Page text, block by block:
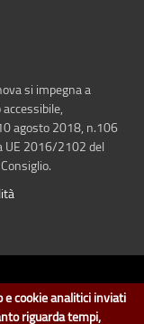
si impegna a
agosto 2018, n.106
UE 2016/2102 del
di Genova.
per la parte di "dati" e
e cookie analitici inviati
riguarda tempi,